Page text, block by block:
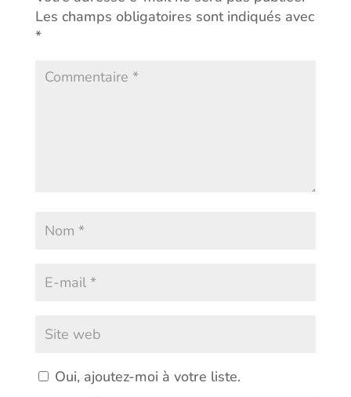
Les champs obligatoires sont indiqués avec
*
Oui, ajoutez-moi à votre liste.